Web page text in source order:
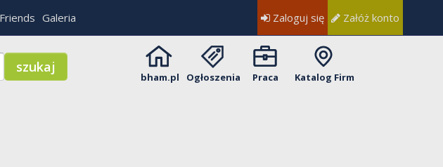
Friends Galeria Zaloguj się Załóż konto
bham.pl Ogłoszenia Praca Katalog Firm